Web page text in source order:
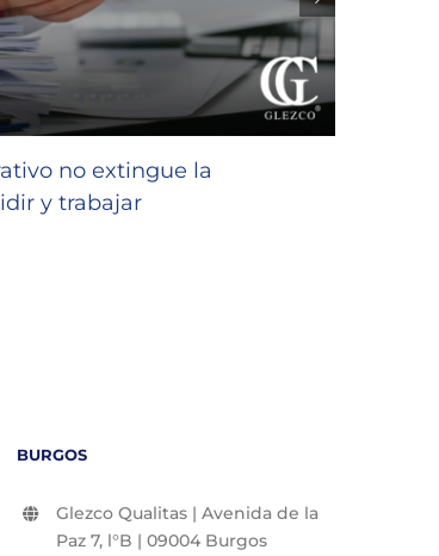
no extingue la
y trabajar
BURGOS
Glezco Qualitas | Avenida de la
Paz 7, l°B | 09004 Burgos